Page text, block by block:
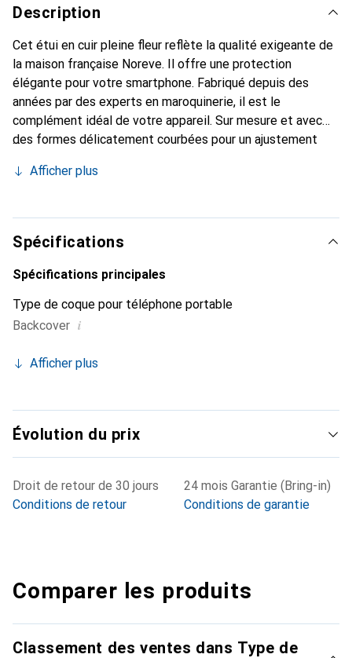
Description
Cet étui en cuir pleine fleur reflète la qualité exigeante de
la maison française Noreve. Il offre une protection
élégante pour votre smartphone. Fabriqué depuis des
années par des experts en maroquinerie, il est le
complément idéal de votre appareil. Sur mesure et avec
des formes délicatement courbées pour un ajustement
votre smartphone. La marque Noreve est reconnue
constitue toujours un bon choix pour le client exigeant.
Afficher plus
Spécifications
Spécifications principales
Type de coque pour téléphone portable
Backcover i
Afficher plus
Évolution du prix
Droit de retour de 30 jours
Conditions de retour
24 mois Garantie (Bring-in)
Conditions de garantie
Comparer les produits
Classement des ventes dans Type de